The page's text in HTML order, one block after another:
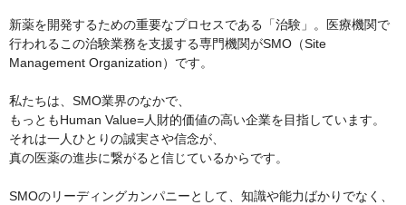
新薬を開発するための重要なプロセスである「治験」。医療機関で
行われるこの治験業務を支援する専門機関がSMO（Site
Management Organization）です。
私たちは、SMO業界のなかで、
もっともHuman Value=人財的価値の高い企業を目指しています。
それは一人ひとりの誠実さや信念が、
真の医薬の進歩に繋がると信じているからです。
SMOのリーディングカンパニーとして、知識や能力ばかりでなく、